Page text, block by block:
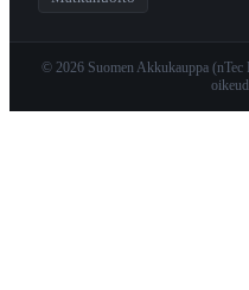
© 2026 Suomen Akkukauppa